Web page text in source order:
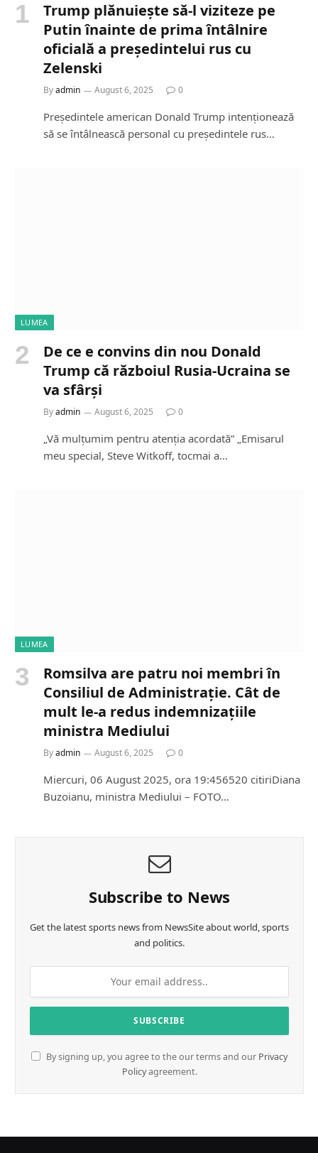
Trump plănuiește să-l viziteze pe
Putin înainte de prima întâlnire
oficială a președintelui rus cu
Zelenski
Byadmin August 6, 2025 0
Președintele american Donald Trump intenționează
să se întâlnească personal cu președintele rus…
LUMEA
De ce e convins din nou Donald
Trump că războiul Rusia-Ucraina se
va sfârși
Byadmin August 6, 2025 0
„Vă mulțumim pentru atenția acordată” „Emisarul
meu special, Steve Witkoff, tocmai a…
LUMEA
Romsilva are patru noi membri în
Consiliul de Administrație. Cât de
mult le-a redus indemnizațiile
ministra Mediului
Byadmin August 6, 2025 0
Miercuri, 06 August 2025, ora 19:456520 citiriDiana
Buzoianu, ministra Mediului – FOTO…
Subscribe to News
Get the latest sports news from NewsSite about world, sports
and politics.
By signing up, you agree to the our terms and our Privacy
Policyagreement.